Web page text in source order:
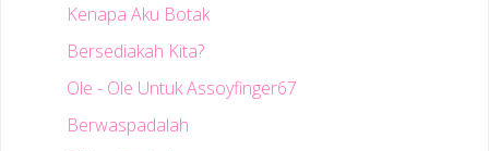
Kenapa Aku Botak
Bersediakah Kita?
Ole - Ole Untuk Assoyfinger67
Berwaspadalah